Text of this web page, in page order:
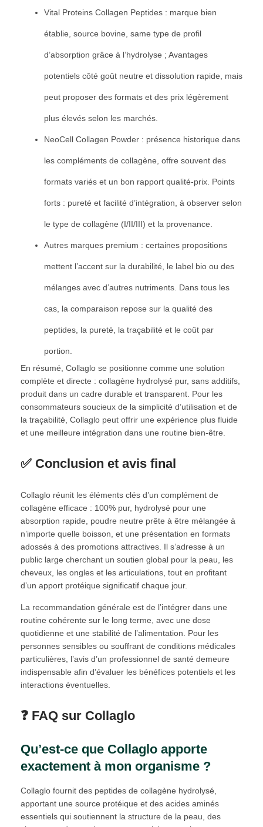
Vital Proteins Collagen Peptides : marque bien
établie, source bovine, same type de profil
d’absorption grâce à l’hydrolyse ; Avantages
potentiels côté goût neutre et dissolution rapide, mais
peut proposer des formats et des prix légèrement
plus élevés selon les marchés.
NeoCell Collagen Powder : présence historique dans
les compléments de collagène, offre souvent des
formats variés et un bon rapport qualité-prix. Points
forts : pureté et facilité d’intégration, à observer selon
le type de collagène (I/II/III) et la provenance.
Autres marques premium : certaines propositions
mettent l’accent sur la durabilité, le label bio ou des
mélanges avec d’autres nutriments. Dans tous les
cas, la comparaison repose sur la qualité des
peptides, la pureté, la traçabilité et le coût par
portion.
En résumé, Collaglo se positionne comme une solution
complète et directe : collagène hydrolysé pur, sans additifs,
produit dans un cadre durable et transparent. Pour les
consommateurs soucieux de la simplicité d’utilisation et de
la traçabilité, Collaglo peut offrir une expérience plus fluide
et une meilleure intégration dans une routine bien-être.
✅ Conclusion et avis final
Collaglo réunit les éléments clés d’un complément de
collagène efficace : 100% pur, hydrolysé pour une
absorption rapide, poudre neutre prête à être mélangée à
n’importe quelle boisson, et une présentation en formats
adossés à des promotions attractives. Il s’adresse à un
public large cherchant un soutien global pour la peau, les
cheveux, les ongles et les articulations, tout en profitant
d’un apport protéique significatif chaque jour.
La recommandation générale est de l’intégrer dans une
routine cohérente sur le long terme, avec une dose
quotidienne et une stabilité de l’alimentation. Pour les
personnes sensibles ou souffrant de conditions médicales
particulières, l’avis d’un professionnel de santé demeure
indispensable afin d’évaluer les bénéfices potentiels et les
interactions éventuelles.
❓ FAQ sur Collaglo
Qu’est-ce que Collaglo apporte
exactement à mon organisme ?
Collaglo fournit des peptides de collagène hydrolysé,
apportant une source protéique et des acides aminés
essentiels qui soutiennent la structure de la peau, des